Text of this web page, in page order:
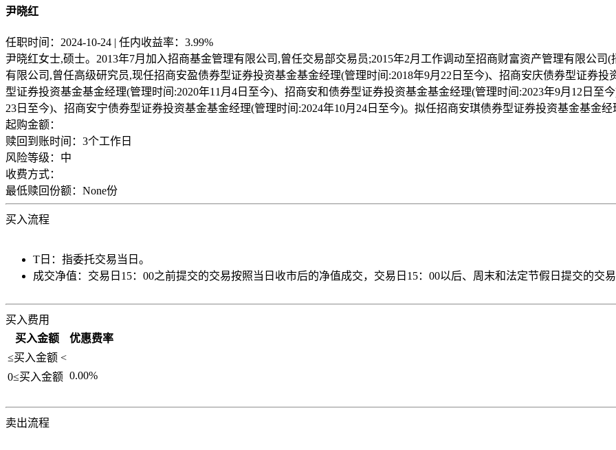
尹晓红
任职时间：2024-10-24 | 任内收益率：3.99%
尹晓红女士,硕士。2013年7月加入招商基金管理有限公司,曾任交易部交易员;2015年2月工作调动至招商财富资产管理有限公
有限公司,曾任高级研究员,现任招商安盈债券型证券投资基金基金经理(管理时间:2018年9月22日至今)、招商安庆债券型证券
型证券投资基金基金经理(管理时间:2020年11月4日至今)、招商安和债券型证券投资基金基金经理(管理时间:2023年9月12日至
23日至今)、招商安宁债券型证券投资基金基金经理(管理时间:2024年10月24日至今)。拟任招商安琪债券型证券投资基金基金经
起购金额：
赎回到账时间： 3个工作日
风险等级： 中
收费方式：
最低赎回份额： None份
买入流程
T日：指委托交易当日。
成交净值：交易日15：00之前提交的交易按照当日收市后的净值成交，交易日15：00以后、周末和法定节假日提交的交
买入费用
买入金额
优惠费率
≤买入金额 <
0≤买入金额 0.00%
卖出流程